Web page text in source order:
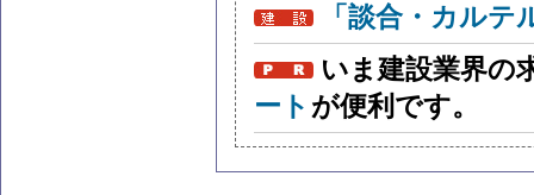
「談合・カル
いま建設業界の
ート が便利です。